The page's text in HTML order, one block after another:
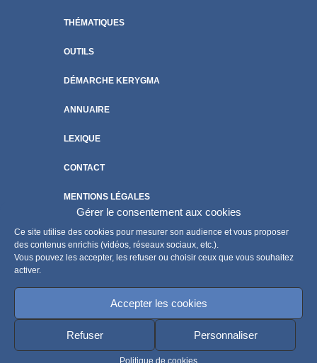
Gérer le consentement aux cookies
Ce site utilise des cookies pour mesurer son audience et vous proposer
des contenus enrichis (vidéos, réseaux sociaux, etc.).
Vous pouvez les accepter, les refuser ou choisir ceux que vous souhaitez
activer.
Accepter les cookies
Refuser Personnaliser
Politique de cookies
THÉMATIQUES
OUTILS
DÉMARCHE KERYGMA
ANNUAIRE
LEXIQUE
CONTACT
MENTIONS LÉGALES